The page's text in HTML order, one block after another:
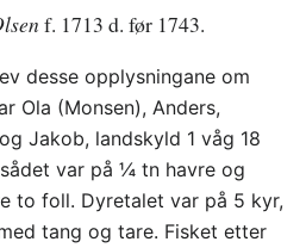
f. 1713 d. før 1743.
desse opplysningane om
Ola (Monsen), Anders,
Jakob, landskyld 1 våg 18
var på ¼ tn havre og
to foll. Dyretalet var på 5 kyr,
tang og tare. Fisket etter